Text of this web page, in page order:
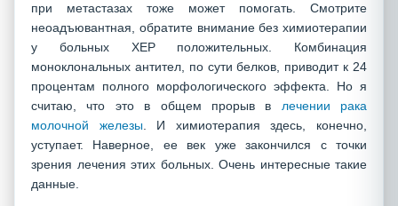
при метастазах тоже может помогать. Смотрите
неоадъювантная, обратите внимание без химиотерапии
у больных ХЕР положительных. Комбинация
моноклональных антител, по сути белков, приводит к 24
процентам полного морфологического эффекта. Но я
считаю, что это в общем прорыв в лечении рака
молочной железы. И химиотерапия здесь, конечно,
уступает. Наверное, ее век уже закончился с точки
зрения лечения этих больных. Очень интересные такие
данные.